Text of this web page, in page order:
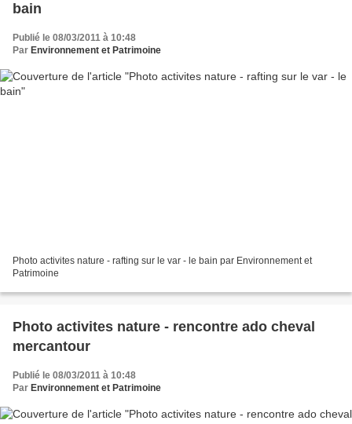
bain
Publié le 08/03/2011 à 10:48
Par Environnement et Patrimoine
Photo activites nature - rafting sur le var - le bain par Environnement et
Patrimoine
Photo activites nature - rencontre ado cheval
mercantour
Publié le 08/03/2011 à 10:48
Par Environnement et Patrimoine